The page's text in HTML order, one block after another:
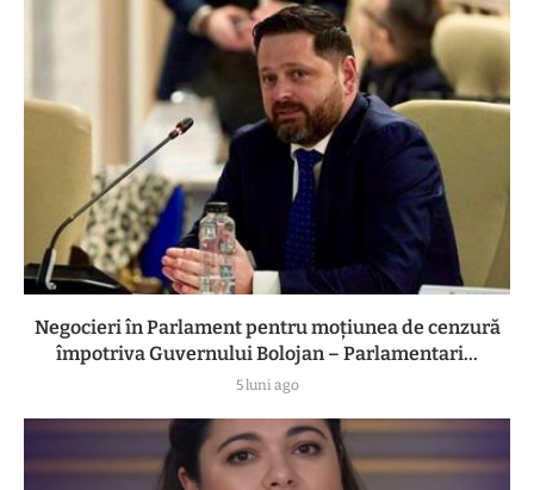
Negocieri în Parlament pentru moțiunea de cenzură
împotriva Guvernului Bolojan – Parlamentari...
5 luni ago